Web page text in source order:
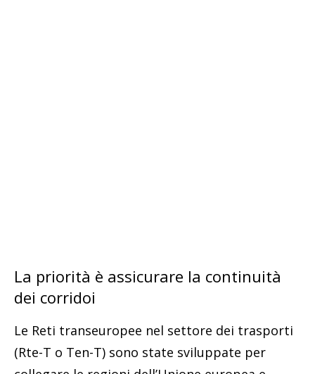
La priorità è assicurare la continuità
dei corridoi
Le Reti transeuropee nel settore dei trasporti
(Rte-T o Ten-T) sono state sviluppate per